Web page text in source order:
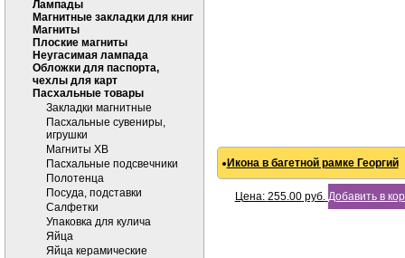
Лампады
Магнитные закладки для книг
Магниты
Плоские магниты
Неугасимая лампада
Обложки для паспорта,
чехлы для карт
Пасхальные товары
Закладки магнитные
Пасхальные сувениры,
игрушки
Магниты ХВ
Пасхальные подсвечники
Полотенца
Посуда, подставки
Салфетки
Упаковка для кулича
Яйца
Яйца керамические
Икона в багетной рамке Георгий
Цена: 255.00руб. Добавить в